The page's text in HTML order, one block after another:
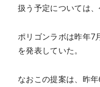
扱う予定については、
ポリゴンラボは昨年7
を発表していた。
なおこの提案は、昨